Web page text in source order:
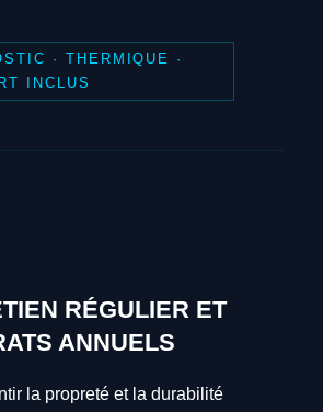
· THERMIQUE ·
INCLUS
RÉGULIER ET
ANNUELS
la propreté et la durabilité